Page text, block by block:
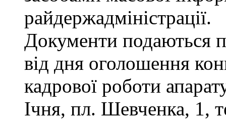
райдержадміністрації.
Документи подаються
від дня оголошення
кадрової роботи
Ічня, пл. Шевченка, 1,